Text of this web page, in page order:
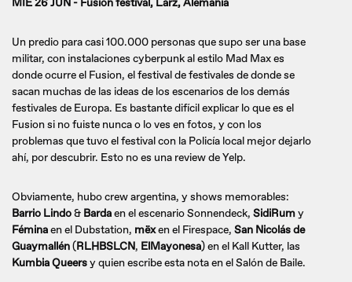
MIE 26 JUN - Fusion festival, Lärz, Alemania
Un predio para casi 100.000 personas que supo ser una base
militar, con instalaciones cyberpunk al estilo Mad Max es
donde ocurre el Fusion, el festival de festivales de donde se
sacan muchas de las ideas de los escenarios de los demás
festivales de Europa. Es bastante difícil explicar lo que es el
Fusion si no fuiste nunca o lo ves en fotos, y con los
problemas que tuvo el festival con la Policía local mejor dejarlo
ahí, por descubrir. Esto no es una review de Yelp.
Obviamente, hubo crew argentina, y shows memorables:
Barrio Lindo& Bardaen el escenario Sonnendeck, SidiRumy
Féminaen el Dubstation, mëxen el Firespace, San Nicolás de
Guaymallén(RLHBSLCN, ElMayonesa) en el Kall Kutter, las
Kumbia Queersy quien escribe esta nota en el Salón de Baile.